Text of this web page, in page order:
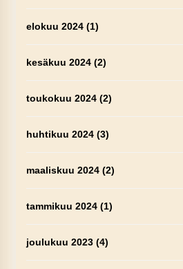
elokuu 2024(1)
kesäkuu 2024(2)
toukokuu 2024(2)
huhtikuu 2024(3)
maaliskuu 2024(2)
tammikuu 2024(1)
joulukuu 2023(4)